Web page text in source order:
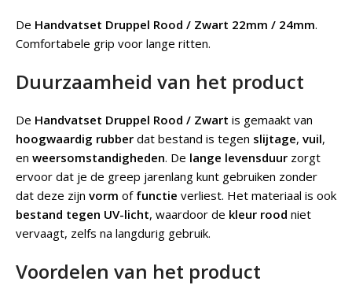
De Handvatset Druppel Rood / Zwart 22mm / 24mm.
Comfortabele grip voor lange ritten.
Duurzaamheid van het product
De Handvatset Druppel Rood / Zwart is gemaakt van
hoogwaardig rubber dat bestand is tegen slijtage, vuil,
en weersomstandigheden. De lange levensduur zorgt
ervoor dat je de greep jarenlang kunt gebruiken zonder
dat deze zijn vorm of functie verliest. Het materiaal is ook
bestand tegen UV-licht, waardoor de kleur rood niet
vervaagt, zelfs na langdurig gebruik.
Voordelen van het product